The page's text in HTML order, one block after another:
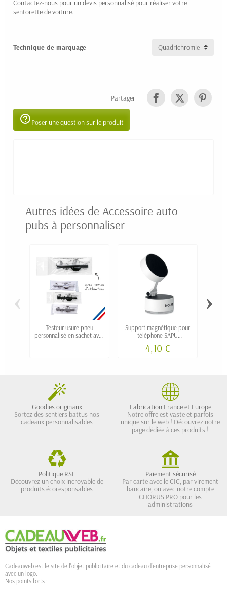
Contactez-nous pour un devis personnalisé pour réaliser votre
sentorette de voiture.
Technique de marquage
Partager
help_outlinePoser une question sur le produit
Autres idées de Accessoire auto
pubs à personnaliser
Testeur usure pneu
personnalisé en sachet avec
Support magnétique pour
téléphone SAPU
4,10 €
‹ ›
Goodies originaux
Sortez des sentiers battus nos
cadeaux personnalisables
Fabrication France et Europe
Notre offre est vaste et parfois
unique sur le web ! Découvrez notre
page dédiée à ces produits !
Politique RSE
Découvrez un choix incroyable de
produits écoresponsables
Paiement sécurisé
Par carte avec le CIC, par virement
bancaire, ou avec notre compte
CHORUS PRO pour les
administrations
Cadeauweb est le site de l'objet publicitaire et du cadeau d'entreprise personnalisé
avec un logo.
Nos points forts :